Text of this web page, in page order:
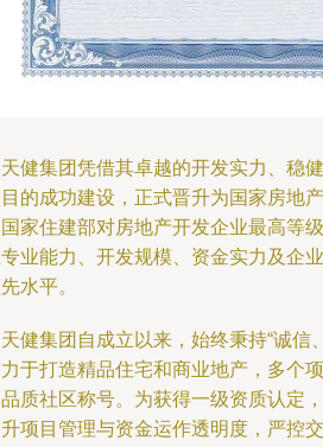
健集团凭借其卓越的开发实力、稳
的成功建设，正式晋升为国家房地
家住建部对房地产开发企业最高等
业能力、开发规模、资金实力及企
水平。
健集团自成立以来，始终秉持“诚信
于打造精品住宅和商业地产，多个
质社区称号。为获得一级资质认定
项目管理与资金运作透明度，严控